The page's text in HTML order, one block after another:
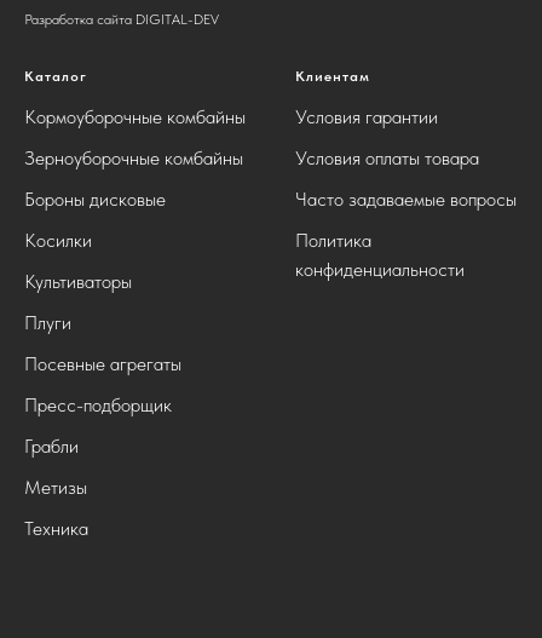
Разработка сайта DIGITAL-DEV
Каталог
Кормоуборочные комбайны
Зерноуборочные комбайны
Бороны дисковые
Косилки
Культиваторы
Плуги
Посевные агрегаты
Пресс-подборщик
Грабли
Метизы
Техника
Клиентам
Условия гарантии
Условия оплаты товара
Часто задаваемые вопросы
Политика
конфиденциальности